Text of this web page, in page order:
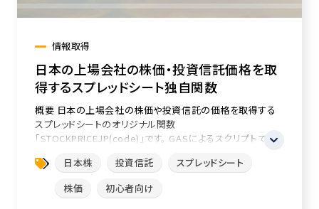
情報取得
日本の上場会社の株価・投資信託価格を取
得するスプレッドシート独自関数
概要 日本の上場会社の株価や投資信託の価格を取得する
スプレッドシートのオリジナル関数
「STOCKPRICEJP(code)」です。 GASによるスクリプトでオリ
日本株 投資信託
スプレッドシート
株価
初心者向け